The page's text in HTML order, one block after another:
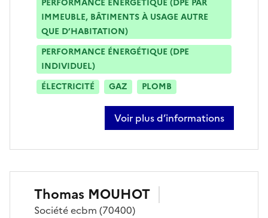
PERFORMANCE ÉNERGÉTIQUE (DPE PAR
IMMEUBLE, BÂTIMENTS À USAGE AUTRE
QUE D’HABITATION)
PERFORMANCE ÉNERGÉTIQUE (DPE
INDIVIDUEL)
ÉLECTRICITÉ
GAZ PLOMB
Voir plus d’informations
sur christophe grenier
Thomas MOUHOT
Sociétéecbm (70400)